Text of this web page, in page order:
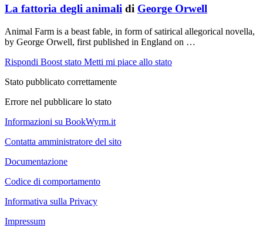
La fattoria degli animali di George Orwell
Animal Farm is a beast fable, in form of satirical allegorical novella,
by George Orwell, first published in England on …
Rispondi Boost stato Metti mi piace allo stato
Stato pubblicato correttamente
Errore nel pubblicare lo stato
Informazioni su BookWyrm.it
Contatta amministratore del sito
Documentazione
Codice di comportamento
Informativa sulla Privacy
Impressum